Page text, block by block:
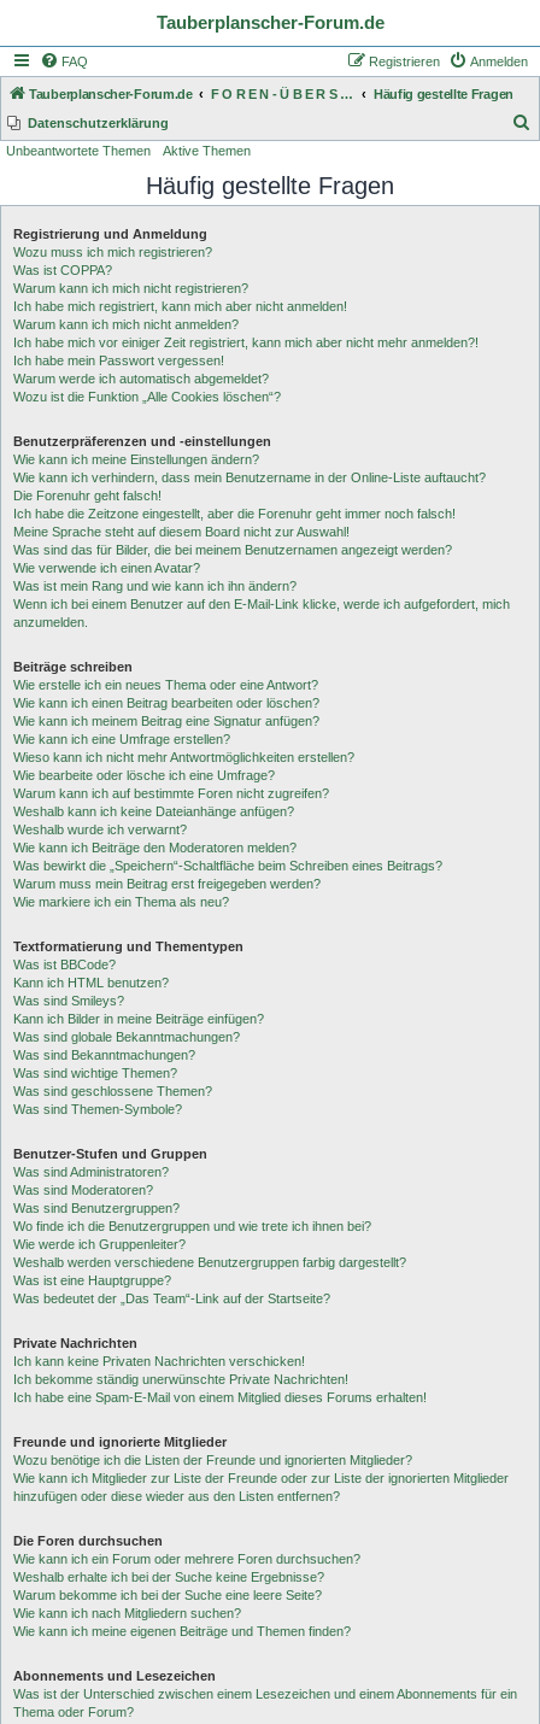
Tauberplanscher-Forum.de
FAQ Anmelden
Registrieren
Tauberplanscher-Forum.de F O R E N - Ü B E R S I C H T
Häufig gestellte Fragen
Datenschutzerklärung
h
Unbeantwortete Themen Aktive Themen
Häufig gestellte Fragen
Registrierung und Anmeldung
Wozu muss ich mich registrieren?
Was ist COPPA?
Warum kann ich mich nicht registrieren?
Ich habe mich registriert, kann mich aber nicht anmelden!
Warum kann ich mich nicht anmelden?
Ich habe mich vor einiger Zeit registriert, kann mich aber nicht mehr anmelden?!
Ich habe mein Passwort vergessen!
Warum werde ich automatisch abgemeldet?
Wozu ist die Funktion „Alle Cookies löschen“?
Benutzerpräferenzen und -einstellungen
Wie kann ich meine Einstellungen ändern?
Wie kann ich verhindern, dass mein Benutzername in der Online-Liste auftaucht?
Die Forenuhr geht falsch!
Ich habe die Zeitzone eingestellt, aber die Forenuhr geht immer noch falsch!
Meine Sprache steht auf diesem Board nicht zur Auswahl!
Was sind das für Bilder, die bei meinem Benutzernamen angezeigt werden?
Wie verwende ich einen Avatar?
Was ist mein Rang und wie kann ich ihn ändern?
Wenn ich bei einem Benutzer auf den E-Mail-Link klicke, werde ich aufgefordert, mich
anzumelden.
Beiträge schreiben
Wie erstelle ich ein neues Thema oder eine Antwort?
Wie kann ich einen Beitrag bearbeiten oder löschen?
Wie kann ich meinem Beitrag eine Signatur anfügen?
Wie kann ich eine Umfrage erstellen?
Wieso kann ich nicht mehr Antwortmöglichkeiten erstellen?
Wie bearbeite oder lösche ich eine Umfrage?
Warum kann ich auf bestimmte Foren nicht zugreifen?
Weshalb kann ich keine Dateianhänge anfügen?
Weshalb wurde ich verwarnt?
Wie kann ich Beiträge den Moderatoren melden?
Was bewirkt die „Speichern“-Schaltfläche beim Schreiben eines Beitrags?
Warum muss mein Beitrag erst freigegeben werden?
Wie markiere ich ein Thema als neu?
Textformatierung und Thementypen
Was ist BBCode?
Kann ich HTML benutzen?
Was sind Smileys?
Kann ich Bilder in meine Beiträge einfügen?
Was sind globale Bekanntmachungen?
Was sind Bekanntmachungen?
Was sind wichtige Themen?
Was sind geschlossene Themen?
Was sind Themen-Symbole?
Benutzer-Stufen und Gruppen
Was sind Administratoren?
Was sind Moderatoren?
Was sind Benutzergruppen?
Wo finde ich die Benutzergruppen und wie trete ich ihnen bei?
Wie werde ich Gruppenleiter?
Weshalb werden verschiedene Benutzergruppen farbig dargestellt?
Was ist eine Hauptgruppe?
Was bedeutet der „Das Team“-Link auf der Startseite?
Private Nachrichten
Ich kann keine Privaten Nachrichten verschicken!
Ich bekomme ständig unerwünschte Private Nachrichten!
Ich habe eine Spam-E-Mail von einem Mitglied dieses Forums erhalten!
Freunde und ignorierte Mitglieder
Wozu benötige ich die Listen der Freunde und ignorierten Mitglieder?
Wie kann ich Mitglieder zur Liste der Freunde oder zur Liste der ignorierten Mitglieder
hinzufügen oder diese wieder aus den Listen entfernen?
Die Foren durchsuchen
Wie kann ich ein Forum oder mehrere Foren durchsuchen?
Weshalb erhalte ich bei der Suche keine Ergebnisse?
Warum bekomme ich bei der Suche eine leere Seite?
Wie kann ich nach Mitgliedern suchen?
Wie kann ich meine eigenen Beiträge und Themen finden?
Abonnements und Lesezeichen
Was ist der Unterschied zwischen einem Lesezeichen und einem Abonnements für ein
Thema oder Forum?